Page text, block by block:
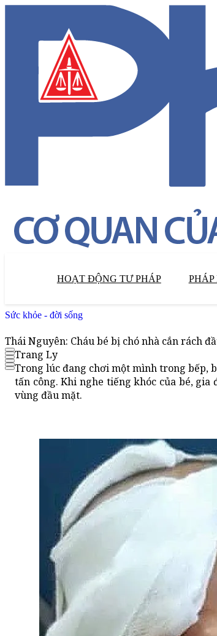
HOẠT ĐỘNG TƯ PHÁP
Sức khỏe - đời sống
Thái Nguyên: Cháu bé bị chó nhà cắn rách
Trang Ly
Trong lúc đang chơi một mình trong bếp,
tấn công. Khi nghe tiếng khóc của bé,
vùng đầu mặt.